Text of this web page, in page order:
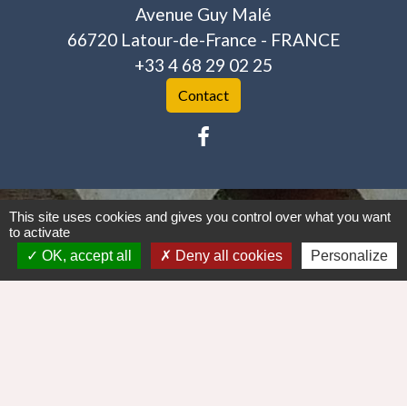
Avenue Guy Malé
66720 Latour-de-France - FRANCE
+33 4 68 29 02 25
Contact
Mentions légales - Politique de confidentialité -
Accessibilité - Plan du site -
This site uses cookies and gives you control over what you want
to activate
OK, accept all
Deny all cookies Personalize